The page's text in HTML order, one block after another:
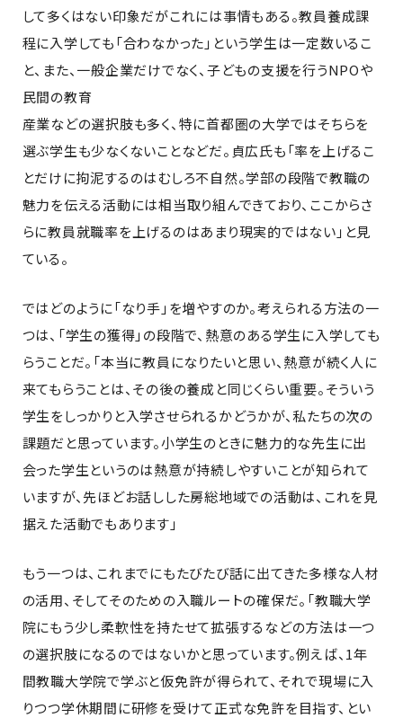
して多くはない印象だがこれには事情もある。教員養成課
程に入学しても「合わなかった」という学生は一定数いるこ
と、また、一般企業だけでなく、子どもの支援を行うNPOや
民間の教育
産業などの選択肢も多く、特に首都圏の大学ではそちらを
選ぶ学生も少なくないことなどだ。貞広氏も「率を上げるこ
とだけに拘泥するのはむしろ不自然。学部の段階で教職の
魅力を伝える活動には相当取り組んできており、ここからさ
らに教員就職率を上げるのはあまり現実的ではない」と見
ている。
ではどのように「なり手」を増やすのか。考えられる方法の一
つは、「学生の獲得」の段階で、熱意のある学生に入学しても
らうことだ。「本当に教員になりたいと思い、熱意が続く人に
来てもらうことは、その後の養成と同じくらい重要。そういう
学生をしっかりと入学させられるかどうかが、私たちの次の
課題だと思っています。小学生のときに魅力的な先生に出
会った学生というのは熱意が持続しやすいことが知られて
いますが、先ほどお話しした房総地域での活動は、これを見
据えた活動でもあります」
もう一つは、これまでにもたびたび話に出てきた多様な人材
の活用、そしてそのための入職ルートの確保だ。「教職大学
院にもう少し柔軟性を持たせて拡張するなどの方法は一つ
の選択肢になるのではないかと思っています。例えば、1年
間教職大学院で学ぶと仮免許が得られて、それで現場に入
りつつ学休期間に研修を受けて正式な免許を目指す、とい